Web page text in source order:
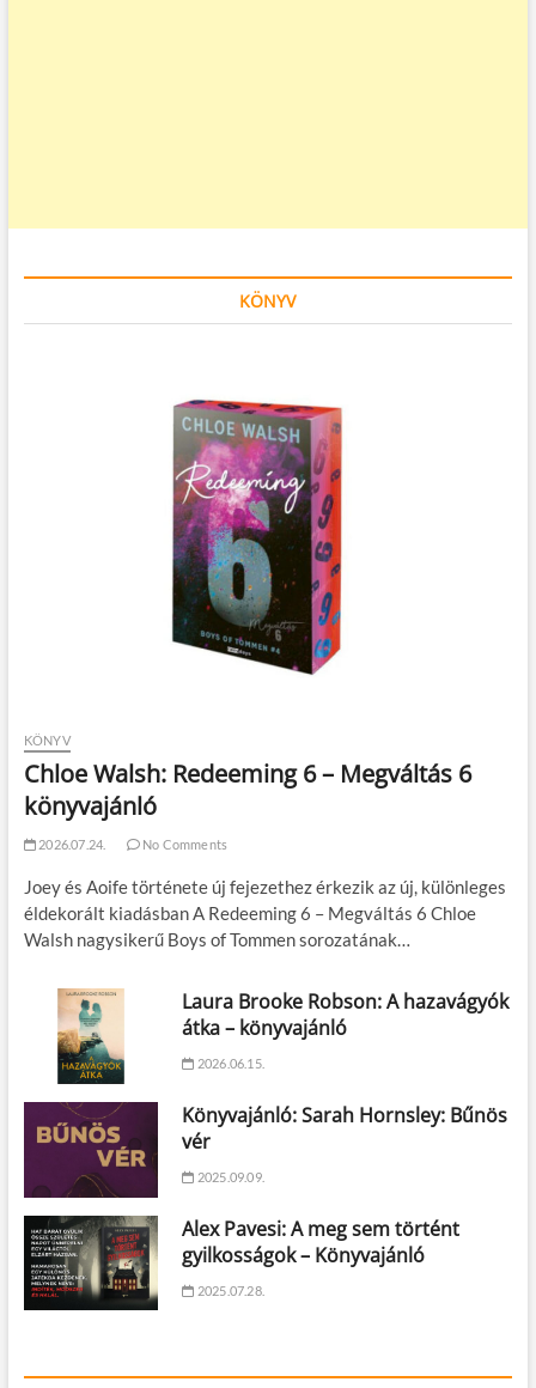
KÖNYV
KÖNYV
Chloe Walsh: Redeeming 6 – Megváltás 6
könyvajánló
2026.07.24. No Comments
Joey és Aoife története új fejezethez érkezik az új, különleges
éldekorált kiadásban A Redeeming 6 – Megváltás 6 Chloe
Walsh nagysikerű Boys of Tommen sorozatának…
Laura Brooke Robson: A hazavágyók
átka – könyvajánló
2026.06.15.
Könyvajánló: Sarah Hornsley: Bűnös
vér
2025.09.09.
Alex Pavesi: A meg sem történt
gyilkosságok – Könyvajánló
2025.07.28.